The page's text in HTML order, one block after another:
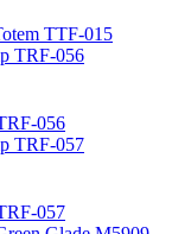
TTF-015
056
057